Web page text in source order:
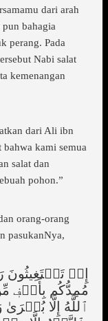
dari arah
bahagia
perang. Pada
Nabi salat
kemenangan
dari Ali ibn
kami semua
salat dan
pohon.”
orang-orang
pasukanNya,
إِذۡ
مُمِدُّكُم بِأَلۡفٖ
ٱللَّهُ إِلَّا